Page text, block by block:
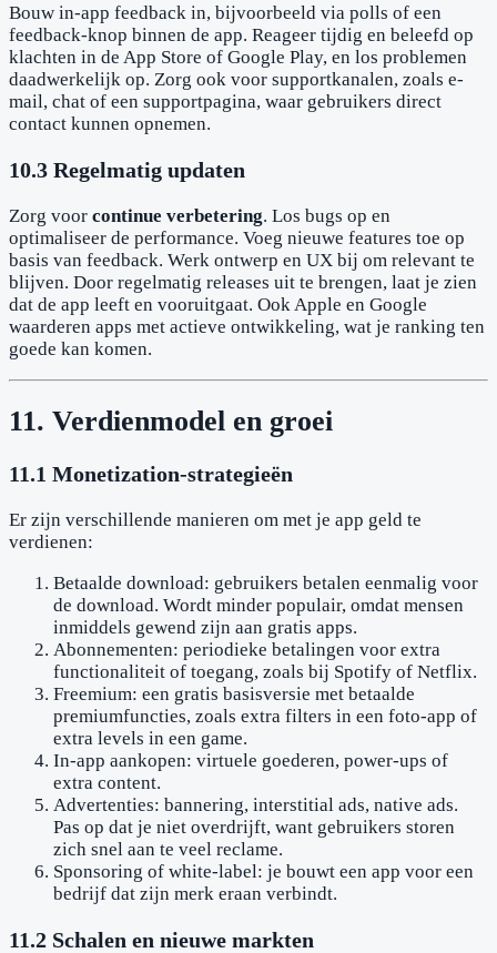
Bouw in-app feedback in, bijvoorbeeld via polls of een
feedback-knop binnen de app. Reageer tijdig en beleefd op
klachten in de App Store of Google Play, en los problemen
daadwerkelijk op. Zorg ook voor supportkanalen, zoals e-
mail, chat of een supportpagina, waar gebruikers direct
contact kunnen opnemen.
10.3 Regelmatig updaten
Zorg voor continue verbetering. Los bugs op en
optimaliseer de performance. Voeg nieuwe features toe op
basis van feedback. Werk ontwerp en UX bij om relevant te
blijven. Door regelmatig releases uit te brengen, laat je zien
dat de app leeft en vooruitgaat. Ook Apple en Google
waarderen apps met actieve ontwikkeling, wat je ranking ten
goede kan komen.
11. Verdienmodel en groei
11.1 Monetization-strategieën
Er zijn verschillende manieren om met je app geld te
verdienen:
Betaalde download: gebruikers betalen eenmalig voor
de download. Wordt minder populair, omdat mensen
inmiddels gewend zijn aan gratis apps.
Abonnementen: periodieke betalingen voor extra
functionaliteit of toegang, zoals bij Spotify of Netflix.
Freemium: een gratis basisversie met betaalde
premiumfuncties, zoals extra filters in een foto-app of
extra levels in een game.
In-app aankopen: virtuele goederen, power-ups of
extra content.
Advertenties: bannering, interstitial ads, native ads.
Pas op dat je niet overdrijft, want gebruikers storen
zich snel aan te veel reclame.
Sponsoring of white-label: je bouwt een app voor een
bedrijf dat zijn merk eraan verbindt.
11.2 Schalen en nieuwe markten